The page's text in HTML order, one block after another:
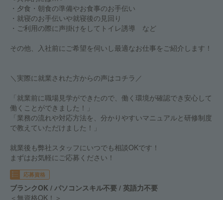
・夕食・朝食の準備やお食事のお手伝い
・就寝のお手伝いや就寝後の見回り
・ご利用の際に声掛けをしてトイレ誘導 など
その他、入社前にご希望を伺いし最適なお仕事をご紹介します！
＼実際に就業された方からの声はコチラ／
「就業前に職場見学ができたので、働く環境が確認でき安心して
働くことができました！」
「業務の流れや対応方法を、分かりやすいマニュアルと研修制度
で教えていただけました！」
就業後も弊社スタッフにいつでも相談OKです！
まずはお気軽にご応募ください！
応募資格
ブランクOK / パソコンスキル不要 / 英語力不要
＜無資格OK！＞